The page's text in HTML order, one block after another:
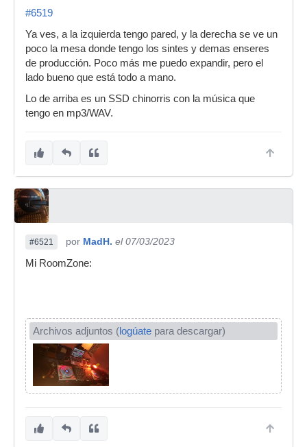
#6519
Ya ves, a la izquierda tengo pared, y la derecha se ve un
poco la mesa donde tengo los sintes y demas enseres
de producción. Poco más me puedo expandir, pero el
lado bueno que está todo a mano.
Lo de arriba es un SSD chinorris con la música que
tengo en mp3/WAV.
#6521 por MadH. el 07/03/2023
Mi RoomZone:
Archivos adjuntos (logúate para descargar)